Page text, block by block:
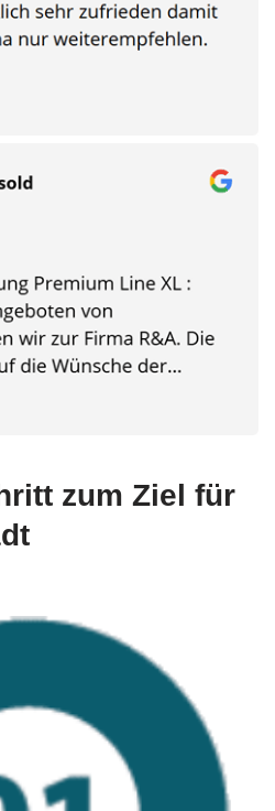
zum Ziel für